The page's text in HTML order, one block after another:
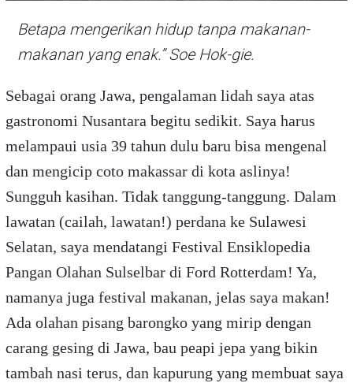
Betapa mengerikan hidup tanpa makanan-
makanan yang enak.” Soe Hok-gie.
Sebagai orang Jawa, pengalaman lidah saya atas
gastronomi Nusantara begitu sedikit. Saya harus
melampaui usia 39 tahun dulu baru bisa mengenal
dan mengicip coto makassar di kota aslinya!
Sungguh kasihan. Tidak tanggung-tanggung. Dalam
lawatan (cailah, lawatan!) perdana ke Sulawesi
Selatan, saya mendatangi Festival Ensiklopedia
Pangan Olahan Sulselbar di Ford Rotterdam! Ya,
namanya juga festival makanan, jelas saya makan!
Ada olahan pisang barongko yang mirip dengan
carang gesing di Jawa, bau peapi jepa yang bikin
tambah nasi terus, dan kapurung yang membuat saya